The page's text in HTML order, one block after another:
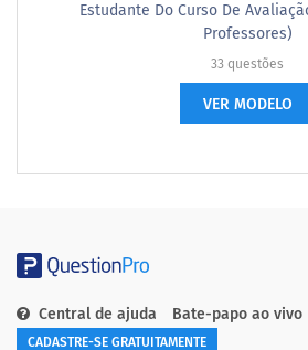
Estudante Do Curso De
Professores)
33 questões
VER MODELO
Central de ajuda Bate-papo ao vivo
CADASTRE-SE GRATUITAMENTE